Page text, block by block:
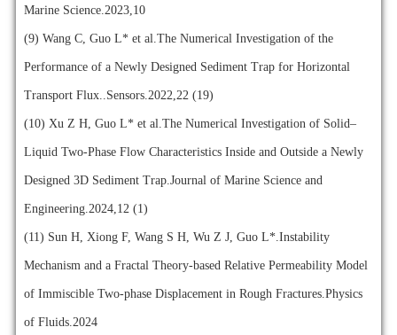
Marine Science.2023,10
(9) Wang C, Guo L* et al.The Numerical Investigation of the
Performance of a Newly Designed Sediment Trap for Horizontal
Transport Flux..Sensors.2022,22 (19)
(10) Xu Z H, Guo L* et al.The Numerical Investigation of Solid–
Liquid Two-Phase Flow Characteristics Inside and Outside a Newly
Designed 3D Sediment Trap.Journal of Marine Science and
Engineering.2024,12 (1)
(11) Sun H, Xiong F, Wang S H, Wu Z J, Guo L*.Instability
Mechanism and a Fractal Theory-based Relative Permeability Model
of Immiscible Two-phase Displacement in Rough Fractures.Physics
of Fluids.2024